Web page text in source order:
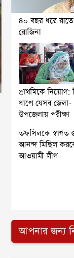
৪০ বছর ধরে রাতে
রোজিনা
প্রাথমিকে নিয়োগ:
ধাপে যেসব জেলা-
উপজেলায় পরীক্ষা
তফসিলকে স্বাগত
আনন্দ মিছিল
আওয়ামী লীগ
আপনার জন্য